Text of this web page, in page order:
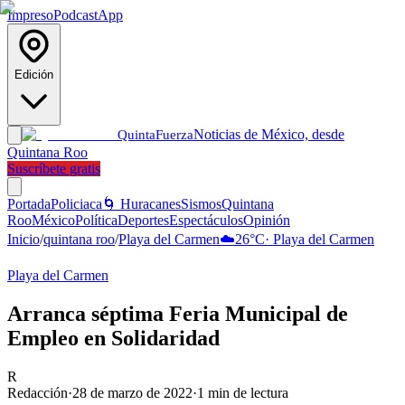
ImpresoPodcastApp
Edición
QuintaFuerzaNoticias de México, desde
Quintana Roo
Suscríbete gratis
PortadaPoliciaca 🌀 HuracanesSismosQuintana
RooMéxicoPolíticaDeportesEspectáculosOpinión
Inicio/quintana roo/Playa del Carmen☁️26°C· Playa del Carmen
Playa del Carmen
Arranca séptima Feria Municipal de
Empleo en Solidaridad
R
Redacción·28 de marzo de 2022·1 min de lectura